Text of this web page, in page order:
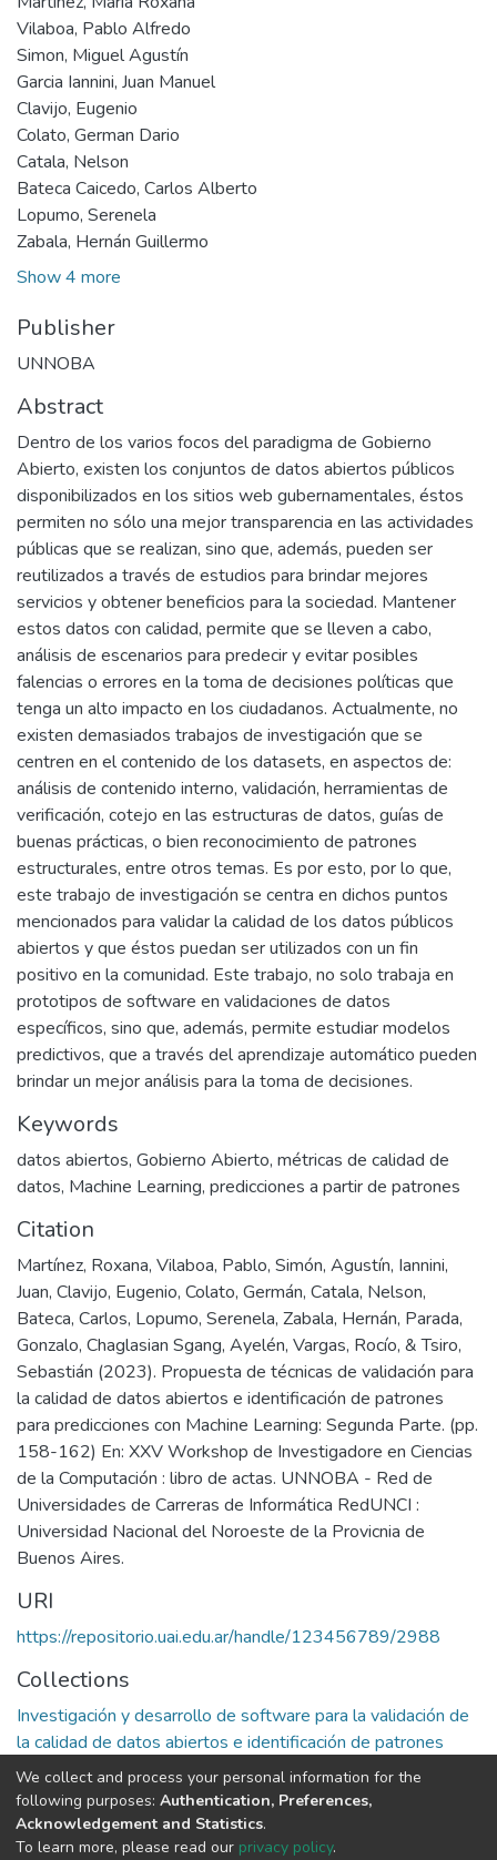
Vilaboa, Pablo Alfredo
Simon, Miguel Agustín
Garcia Iannini, Juan Manuel
Clavijo, Eugenio
Colato, German Dario
Catala, Nelson
Bateca Caicedo, Carlos Alberto
Lopumo, Serenela
Zabala, Hernán Guillermo
Show 4 more
Publisher
UNNOBA
Abstract
Dentro de los varios focos del paradigma de Gobierno
Abierto, existen los conjuntos de datos abiertos públicos
disponibilizados en los sitios web gubernamentales, éstos
permiten no sólo una mejor transparencia en las actividades
públicas que se realizan, sino que, además, pueden ser
reutilizados a través de estudios para brindar mejores
servicios y obtener beneficios para la sociedad. Mantener
estos datos con calidad, permite que se lleven a cabo,
análisis de escenarios para predecir y evitar posibles
falencias o errores en la toma de decisiones políticas que
tenga un alto impacto en los ciudadanos. Actualmente, no
existen demasiados trabajos de investigación que se
centren en el contenido de los datasets, en aspectos de:
análisis de contenido interno, validación, herramientas de
verificación, cotejo en las estructuras de datos, guías de
buenas prácticas, o bien reconocimiento de patrones
estructurales, entre otros temas. Es por esto, por lo que,
este trabajo de investigación se centra en dichos puntos
mencionados para validar la calidad de los datos públicos
abiertos y que éstos puedan ser utilizados con un fin
positivo en la comunidad. Este trabajo, no solo trabaja en
prototipos de software en validaciones de datos
específicos, sino que, además, permite estudiar modelos
predictivos, que a través del aprendizaje automático pueden
brindar un mejor análisis para la toma de decisiones.
Keywords
datos abiertos, Gobierno Abierto, métricas de calidad de
datos, Machine Learning, predicciones a partir de patrones
Citation
Martínez, Roxana, Vilaboa, Pablo, Simón, Agustín, Iannini,
Juan, Clavijo, Eugenio, Colato, Germán, Catala, Nelson,
Bateca, Carlos, Lopumo, Serenela, Zabala, Hernán, Parada,
Gonzalo, Chaglasian Sgang, Ayelén, Vargas, Rocío, & Tsiro,
Sebastián (2023). Propuesta de técnicas de validación para
la calidad de datos abiertos e identificación de patrones
para predicciones con Machine Learning: Segunda Parte. (pp.
158-162) En: XXV Workshop de Investigadore en Ciencias
de la Computación : libro de actas. UNNOBA - Red de
Universidades de Carreras de Informática RedUNCI :
Universidad Nacional del Noroeste de la Provicnia de
Buenos Aires.
URI
https://repositorio.uai.edu.ar/handle/123456789/2988
Collections
Investigación y desarrollo de software para la validación de
la calidad de datos abiertos e identificación de patrones
para predicciones
Full item page
We collect and process your personal information for the
following purposes: Authentication, Preferences,
Acknowledgement and Statistics.
To learn more, please read our privacy policy.